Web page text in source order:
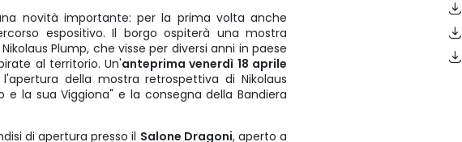
novità importante: per la prima volta anche
espositivo. Il borgo ospiterà una mostra
Plump, che visse per diversi anni in paese
al territorio. Un'anteprima venerdì 18 aprile
l'apertura della mostra retrospettiva di Nikolaus
e la sua Viggiona" e la consegna della Bandiera
di apertura presso il Salone Dragoni, aperto a